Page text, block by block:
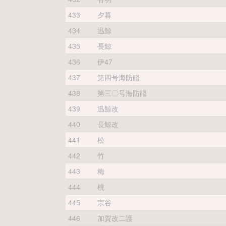
433
夕暮
434
迅鯨
435
長鯨
436
伊47
437
第四号海防艦
438
第三〇号海防艦
439
迅鯨改
440
長鯨改
441
松
442
竹
443
梅
444
桃
445
宗谷
446
加賀改二護